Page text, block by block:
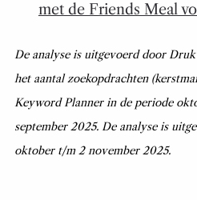
met de Friends Meal
De analyse is uitgevoerd door
het aantal zoekopdrachten
Keyword Planner in de periode
september 2025. De analyse is
oktober t/m 2 november 2025.